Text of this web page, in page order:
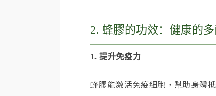
2. 蜂膠的功效：健康的
1. 提升免疫力
蜂膠能激活免疫細胞，幫助身體